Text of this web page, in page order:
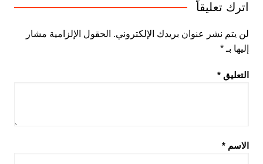
اترك تعليقاً
لن يتم نشر عنوان بريدك الإلكتروني. الحقول الإلزامية مشار
إليها بـ *
التعليق *
الاسم *